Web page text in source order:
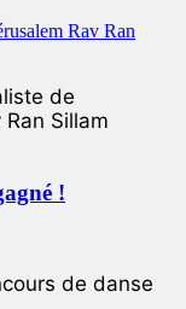
de
Sillam
!
de danse